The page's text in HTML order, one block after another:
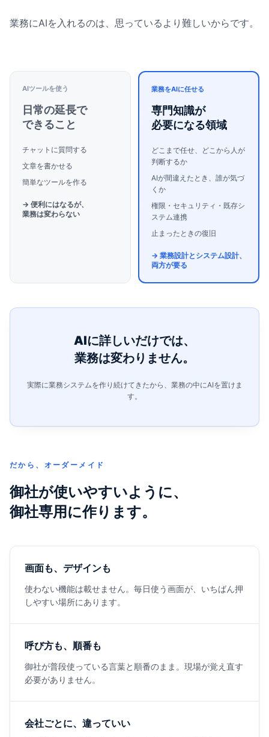
業務にAIを入れるのは、思っているより難しいからです。
AIツールを使う
日常の延長で
できること
チャットに質問する
文章を書かせる
簡単なツールを作る
→ 便利にはなるが、
業務は変わらない
業務をAIに任せる
専門知識が
必要になる領域
どこまで任せ、どこから人が
判断するか
AIが間違えたとき、誰が気づ
くか
権限・セキュリティ・既存シ
ステム連携
止まったときの復旧
→ 業務設計とシステム設計、
両方が要る
AIに詳しいだけでは、
業務は変わりません。
実際に業務システムを作り続けてきたから、業務の中にAIを置けま
す。
だから、オーダーメイド
御社が使いやすいように、
御社専用に作ります。
画面も、デザインも
使わない機能は載せません。毎日使う画面が、いちばん押
しやすい場所にあります。
呼び方も、順番も
御社が普段使っている言葉と順番のまま。現場が覚え直す
必要がありません。
会社ごとに、違っていい